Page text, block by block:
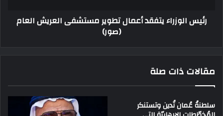
رئيس الوزراء يتفقد أعمال تطوير مستشفى العريش العام
(صور)
مقالات ذات صلة
سلطنةُ عُمان تُدين وتستنكر